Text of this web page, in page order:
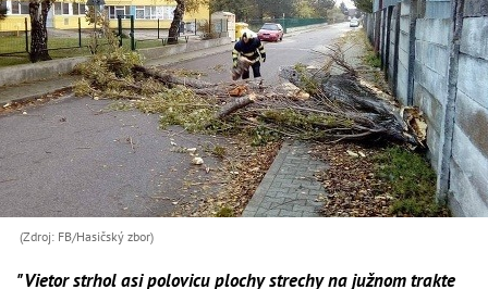
(Zdroj: FB/Hasičský zbor)
"Vietor strhol asi polovicu plochy strechy na južnom trakte